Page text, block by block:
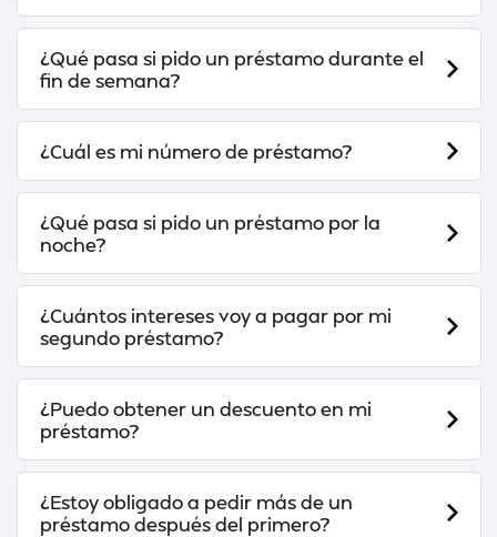
¿Qué pasa si pido un préstamo durante el
fin de semana?
¿Cuál es mi número de préstamo?
¿Qué pasa si pido un préstamo por la
noche?
¿Cuántos intereses voy a pagar por mi
segundo préstamo?
¿Puedo obtener un descuento en mi
préstamo?
¿Estoy obligado a pedir más de un
préstamo después del primero?